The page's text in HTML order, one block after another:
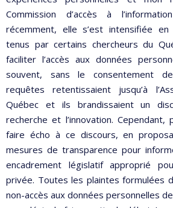
Commission d’accès à
récemment, elle s’est intensifiée
tenus par certains chercheurs du
faciliter l’accès aux données
souvent, sans le consentement
requêtes retentissaient jusqu’à
Québec et ils brandissaient un
recherche et l’innovation.
faire écho à ce discours, en
mesures de transparence pour
encadrement législatif approprié
privée. Toutes les plaintes formulées
non-accès aux données personnelles